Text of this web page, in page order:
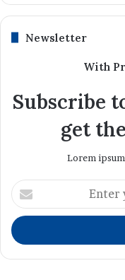
Newsletter
With
Subscribe
get
Lorem
Enter
your
Email
address